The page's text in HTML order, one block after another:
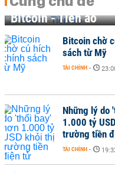
Bitcoin - Tiền ảo
Tiền
mới
hàng
Trung
TÀI CHÍNH